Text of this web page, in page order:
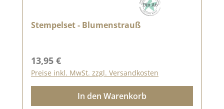
Stempelset - Blumenstrauß
Regulärer Preis:
13,95 €
Preise inkl. MwSt. zzgl. Versandkosten
In den Warenkorb